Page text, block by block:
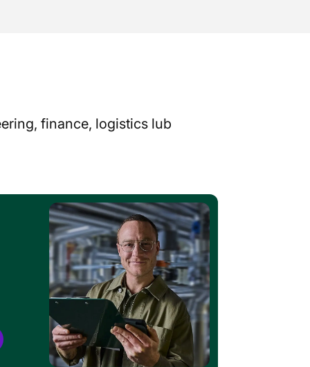
finance, logistics lub